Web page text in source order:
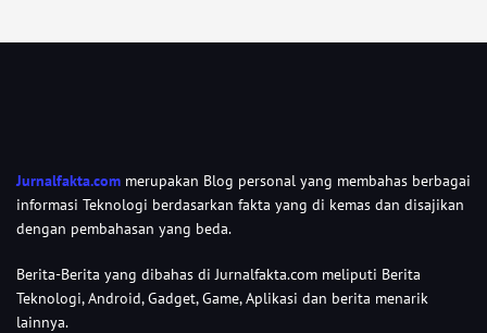
Jurnalfakta.com merupakan Blog personal yang membahas berbagai
informasi Teknologi berdasarkan fakta yang di kemas dan disajikan
dengan pembahasan yang beda.
Berita-Berita yang dibahas di Jurnalfakta.com meliputi Berita
Teknologi, Android, Gadget, Game, Aplikasi dan berita menarik
lainnya.